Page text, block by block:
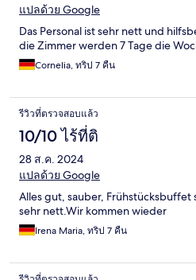
แปลด้วย Google
Das Personal ist sehr nett und
die Zimmer werden 7 Tage die
Cornelia, ทริป 7 คืน
รีวิวที่ตรวจสอบแล้ว
10/10 ไร้ที่ติ
28 ส.ค. 2024
แปลด้วย Google
Alles gut, sauber, Frühstücksbuffet
sehr nett.Wir kommen wieder
Irena Maria, ทริป 7 คืน